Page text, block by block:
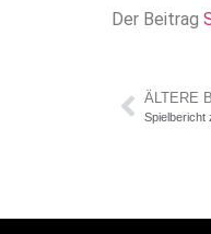
Der Beitrag
ÄLTERE
Spielbericht